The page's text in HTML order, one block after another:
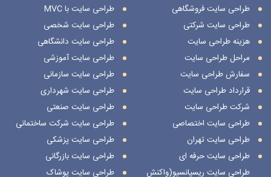
طراحی سایت فروشگاهی
طراحی سایت شرکتی
هزینه طراحی سایت
مراحل طراحی سایت
سفارش طراحی سایت
قرارداد طراحی سایت
شرکت طراحی سایت
طراحی سایت اختصاصی
طراحی سایت تهران
طراحی سایت حرفه ای
طراحی سایت ریسپانسیو(واکنش
طراحی سایت با MVC
طراحی سایت شخصی
طراحی سایت دانشگاهی
طراحی سایت آموزشی
طراحی سایت سازمانی
طراحی سایت شهرداری
طراحی سایت صنعتی
طراحی سایت شرکت ساختمانی
طراحی سایت پزشکی
طراحی سایت بازرگانی
طراحی سایت پوشاک